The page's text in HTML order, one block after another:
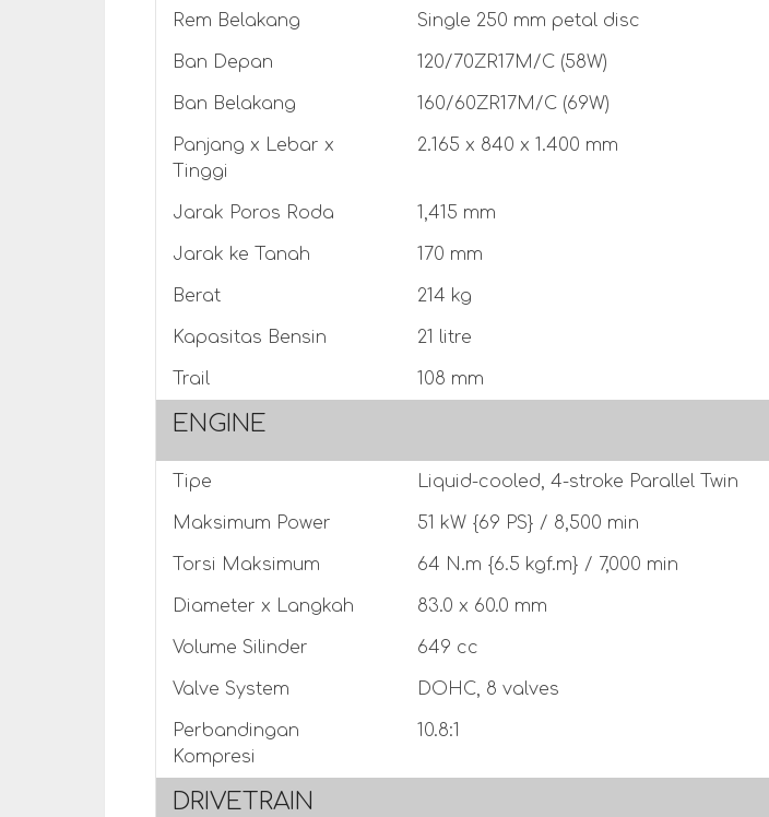
Rem Belakang Single 250 mm petal disc
Ban Depan 120/70ZR17M/C (58W)
Ban Belakang 160/60ZR17M/C (69W)
Panjang x Lebar x
Tinggi
2.165 x 840 x 1.400 mm
Jarak Poros Roda 1,415 mm
Jarak ke Tanah 170 mm
Berat 214 kg
Kapasitas Bensin 21 litre
Trail 108 mm
ENGINE
Tipe Liquid-cooled, 4-stroke Parallel Twin
Maksimum Power 51 kW {69 PS} / 8,500 min
Torsi Maksimum 64 N.m {6.5 kgf.m} / 7,000 min
Diameter x Langkah 83.0 x 60.0 mm
Volume Silinder 649 cc
Valve System DOHC, 8 valves
Perbandingan
Kompresi
10.8:1
DRIVETRAIN